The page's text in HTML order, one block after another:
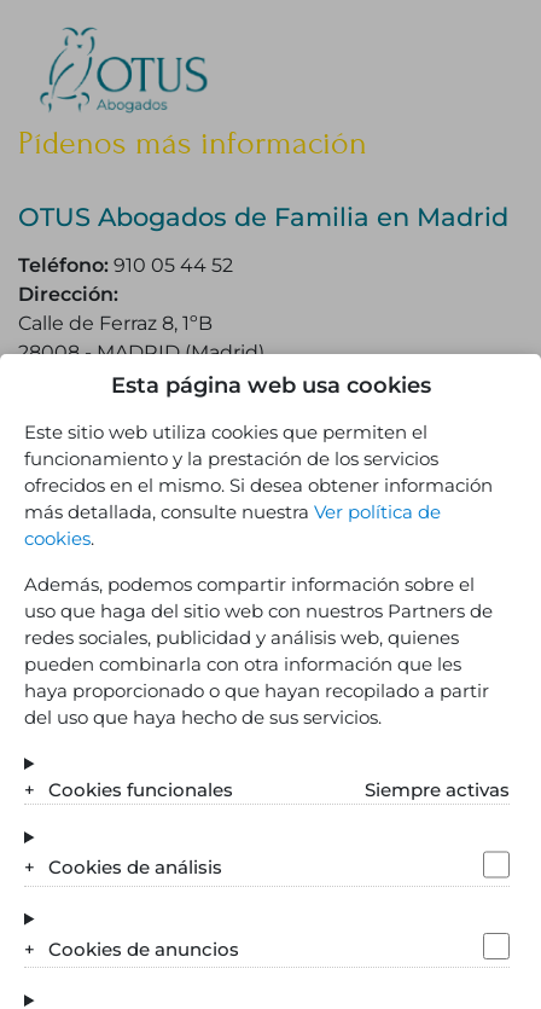
Pídenos más información
OTUS Abogados de Familia en Madrid
Teléfono: 910 05 44 52
Dirección:
Calle de Ferraz 8, 1ºB
28008-MADRID(Madrid)
Despacho en Móstoles
Teléfono:910 05 44 52
Dirección:
Av. de la Constitucion, 22, 1, Oficina 6 y 7
28931- MÓSTOLES(Madrid)
Despacho de abogados matrimonialistas
especializado en todas las áreas del Derecho de
Familia en Madrid. Amplia experiencia en asuntos
Esta página web usa cookies
Este sitio web utiliza cookies que permiten el
funcionamiento y la prestación de los servicios
ofrecidos en el mismo. Si desea obtener información
más detallada, consulte nuestra Ver política de
cookies.
Además, podemos compartir información sobre el
uso que haga del sitio web con nuestros Partners de
redes sociales, publicidad y análisis web, quienes
pueden combinarla con otra información que les
haya proporcionado o que hayan recopilado a partir
del uso que haya hecho de sus servicios.
Cookies funcionales Siempre activas
Cookies de análisis
Cookies de anuncios